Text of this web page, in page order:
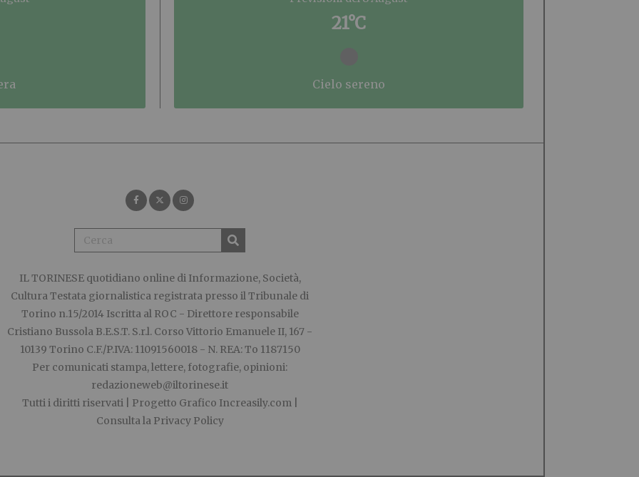
21°C
cielo sereno
IL TORINESEquotidiano online di Informazione, Società,
Cultura Testata giornalistica registrata presso il Tribunale di
Torino n.15/2014 Iscritta al ROC - Direttore responsabile
Cristiano Bussola B.E.S.T. S.r.l. Corso Vittorio Emanuele II, 167 -
10139 Torino C.F./P.IVA: 11091560018 - N. REA: To 1187150
Per comunicati stampa, lettere, fotografie, opinioni:
redazioneweb@iltorinese.it
Tutti i diritti riservati | Progetto Grafico Increasily.com|
Consulta la Privacy Policy